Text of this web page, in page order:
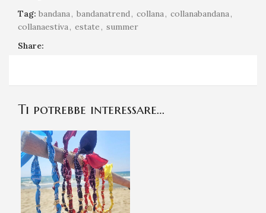
Tag: bandana, bandanatrend, collana, collanabandana,
collanaestiva, estate, summer
Share:
Ti potrebbe interessare…